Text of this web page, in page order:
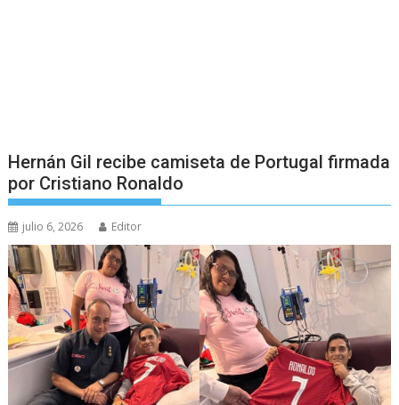
Hernán Gil recibe camiseta de Portugal firmada
por Cristiano Ronaldo
julio 6, 2026 Editor